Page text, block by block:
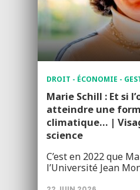
DROIT - ÉCONOMIE -
Marie Schill : Et si
atteindre une
climatique… |
science
C’est en 2022 que
l’Université Jean